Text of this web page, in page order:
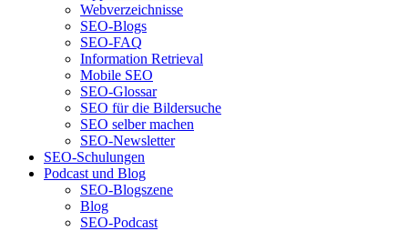
Webverzeichnisse
SEO-Blogs
SEO-FAQ
Information Retrieval
Mobile SEO
SEO-Glossar
SEO für die Bildersuche
SEO selber machen
SEO-Newsletter
SEO-Schulungen
Podcast und Blog
SEO-Blogszene
Blog
SEO-Podcast